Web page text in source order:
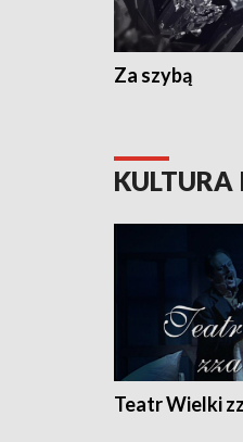
Za szybą
KULTURA
Teatr Wielki